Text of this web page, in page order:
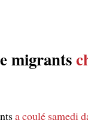
migrants
a coulé samedi